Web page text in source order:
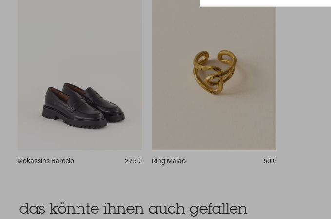
Mokassins Barcelo 275 € Ring Maiao 60 €
das könnte ihnen auch gefallen